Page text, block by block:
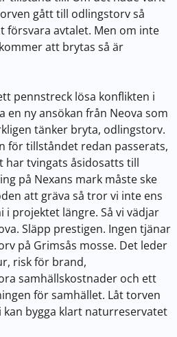
gått till odlingstorv så
försvara avtalet. Men om inte
att brytas så är
pennstreck lösa konflikten i
en ny ansökan från Neova som
tänker bryta, odlingstorv.
för tillståndet redan passerats,
har tvingats åsidosatts till
på Nexans mark måste ske
att gräva så tror vi inte ens
i projektet längre. Så vi vädjar
Släpp prestigen. Ingen tjänar
på Grimsås mosse. Det leder
risk för brand,
samhällskostnader och ett
för samhället. Låt torven
bygga klart naturreservatet